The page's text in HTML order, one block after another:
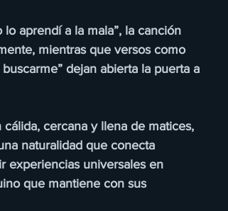
aprendí a la mala”, la canción
mientras que versos como
dejan abierta la puerta a
cercana y llena de matices,
naturalidad que conecta
experiencias universales en
que mantiene con sus